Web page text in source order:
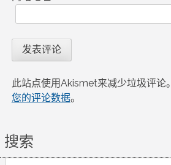
此站点使用Akismet来减少垃圾评论。
您的评论数据。
搜索